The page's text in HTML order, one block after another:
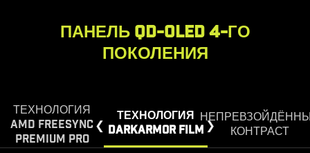
ПАНЕЛЬ QD-OLED 4-ГО
ПОКОЛЕНИЯ
ТЕХНОЛОГИЯ
AMD FREESYNC
PREMIUM PRO
ТЕХНОЛОГИЯ
DARKARMOR FILM
КОНТРАСТ